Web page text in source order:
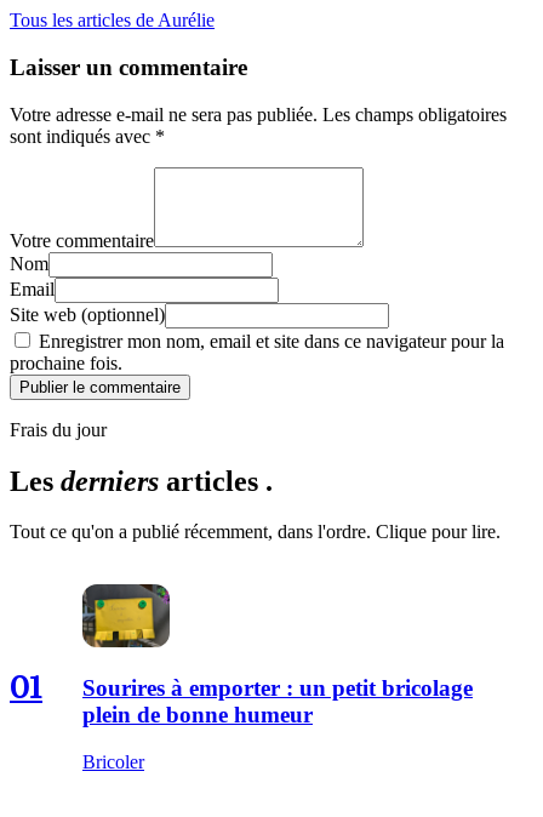
Tous les articles de Aurélie
Laisser un commentaire
Votre adresse e-mail ne sera pas publiée. Les champs obligatoires
sont indiqués avec *
Votre commentaire
Nom
Email
Site web (optionnel)
Enregistrer mon nom, email et site dans ce navigateur pour la
prochaine fois.
Publier le commentaire
Frais du jour
Les derniers articles .
Tout ce qu'on a publié récemment, dans l'ordre. Clique pour lire.
01
Sourires à emporter : un petit bricolage
plein de bonne humeur
Bricoler